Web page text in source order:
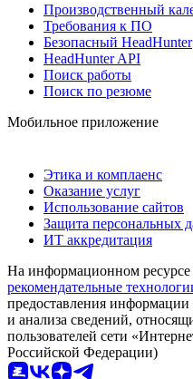
Производственный
Требования к ПО
Безопасный HeadHunter
HeadHunter API
Поиск работы
Поиск по резюме
Мобильное приложение
Этика и комплаенс
Оказание услуг
Использование сайтов
Защита персональных
ИТ аккредитация
На информационном ресурсе
рекомендательные
предоставления информации
и анализа сведений,
пользователей сети
Российской Федерации)